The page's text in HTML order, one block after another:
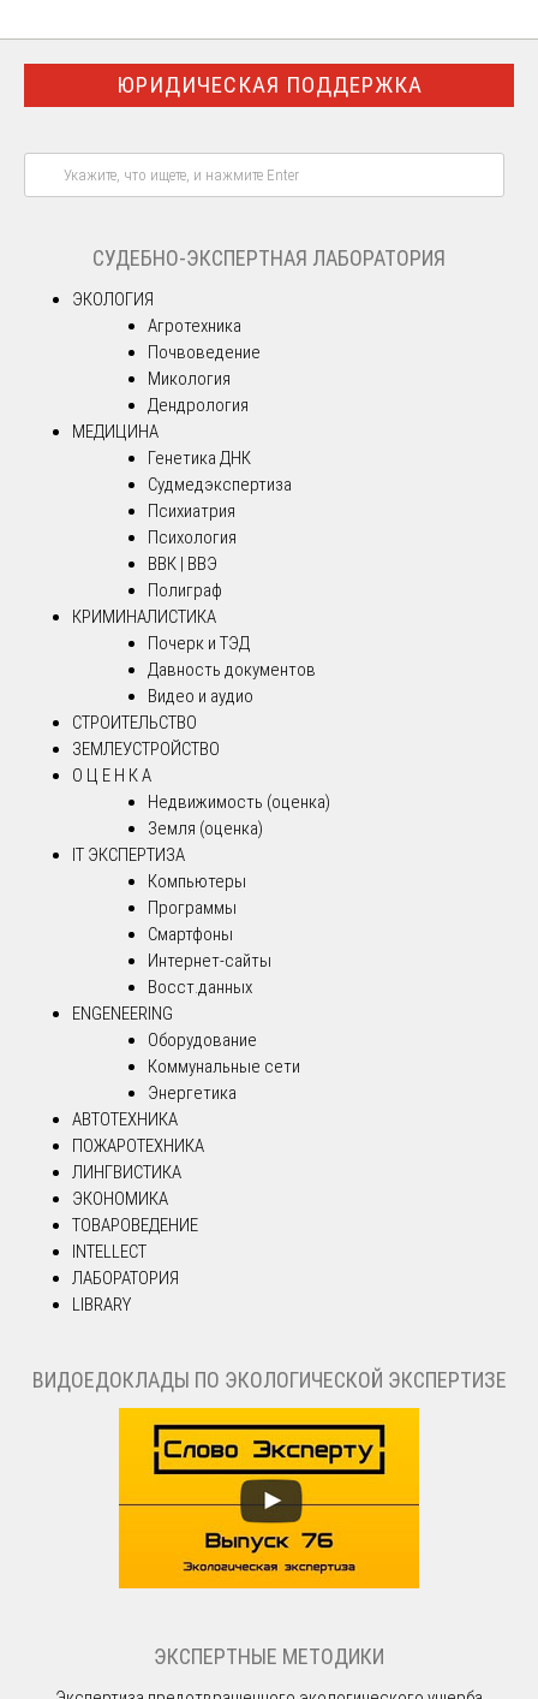
ЮРИДИЧЕСКАЯ ПОДДЕРЖКА
СУДЕБНО-ЭКСПЕРТНАЯ ЛАБОРАТОРИЯ
ЭКОЛОГИЯ
Агротехника
Почвоведение
Микология
Дендрология
МЕДИЦИНА
Генетика ДНК
Судмедэкспертиза
Психиатрия
Психология
ВВК | ВВЭ
Полиграф
КРИМИНАЛИСТИКА
Почерк и ТЭД
Давность документов
Видео и аудио
СТРОИТЕЛЬСТВО
ЗЕМЛЕУСТРОЙСТВО
О Ц Е Н К А
Недвижимость (оценка)
Земля (оценка)
IT ЭКСПЕРТИЗА
Компьютеры
Программы
Смартфоны
Интернет-сайты
Восст.данных
ENGENEERING
Оборудование
Коммунальные сети
Энергетика
АВТОТЕХНИКА
ПОЖАРОТЕХНИКА
ЛИНГВИСТИКА
ЭКОНОМИКА
ТОВАРОВЕДЕНИЕ
INTELLECT
ЛАБОРАТОРИЯ
LIBRARY
ВИДОЕДОКЛАДЫ ПО ЭКОЛОГИЧЕСКОЙ ЭКСПЕРТИЗЕ
ЭКСПЕРТНЫЕ МЕТОДИКИ